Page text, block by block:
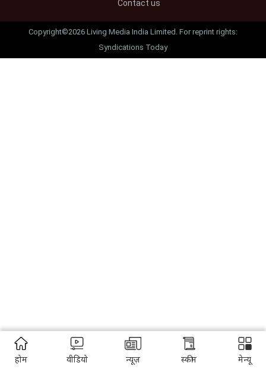
Contact us
Copyright©2026 Living Media India Limited. For reprint rights:
Syndications Today
होम वीडियो न्यूज़ स्कीम मेन्यू